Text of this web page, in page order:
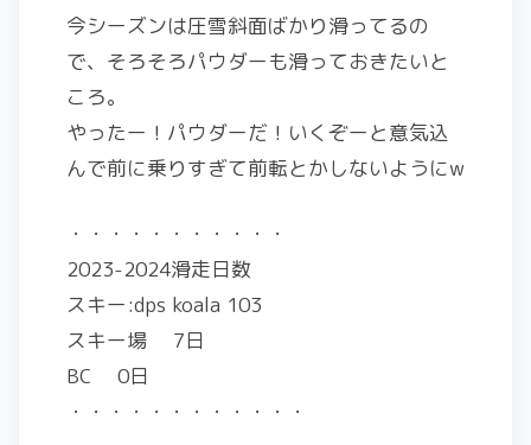
今シーズンは圧雪斜面ばかり滑ってるの
で、そろそろパウダーも滑っておきたいと
ころ。
やったー！パウダーだ！いくぞーと意気込
んで前に乗りすぎて前転とかしないようにw
・・・・・・・・・・・
2023-2024滑走日数
スキー:dps koala 103
スキー場 7日
BC 0日
・・・・・・・・・・・・